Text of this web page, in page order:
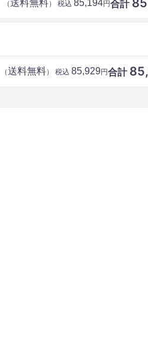
合計
（送料無料） 税込 85,194円
合計
（送料無料） 税込 85,929円